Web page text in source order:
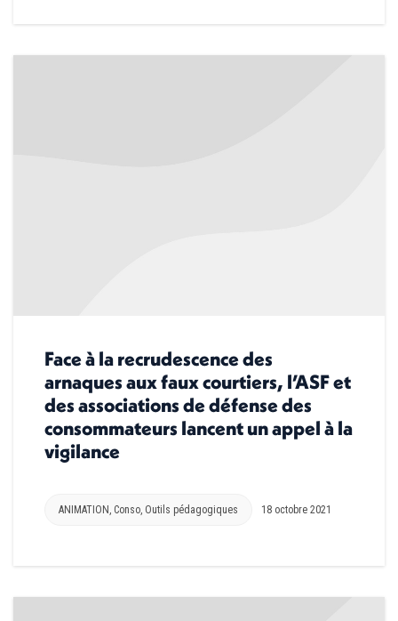
Face à la recrudescence des
arnaques aux faux courtiers, l’ASF et
des associations de défense des
consommateurs lancent un appel à la
vigilance
ANIMATION Conso Outils pédagogiques 18 octobre 2021